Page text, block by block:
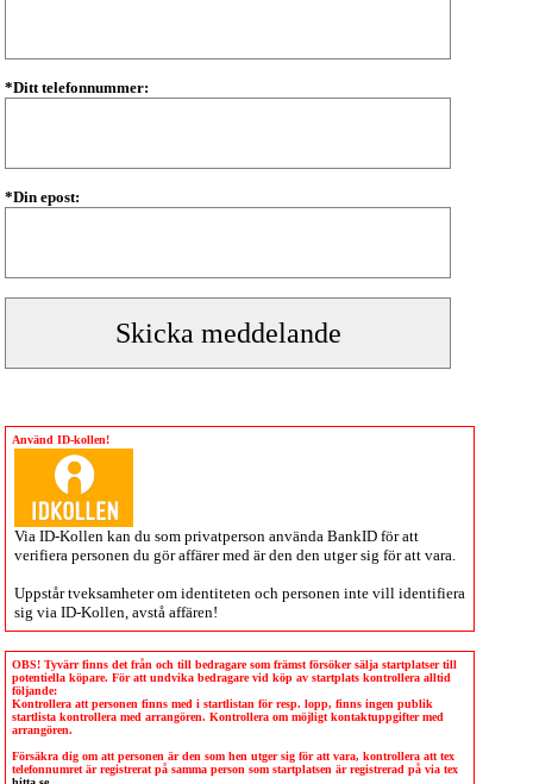
*Ditt telefonnummer:
*Din epost:
Använd ID-kollen!
Via ID-Kollen kan du som privatperson använda BankID för att
verifiera personen du gör affärer med är den den utger sig för att vara.
Uppstår tveksamheter om identiteten och personen inte vill identifiera
sig via ID-Kollen , avstå affären!
OBS! Tyvärr finns det från och till bedragare som främst försöker sälja startplatser till
potentiella köpare. För att undvika bedragare vid köp av startplats kontrollera alltid
följande:
Kontrollera att personen finns med i startlistan för resp. lopp, finns ingen publik
startlista kontrollera med arrangören. Kontrollera om möjligt kontaktuppgifter med
arrangören.
Försäkra dig om att personen är den som hen utger sig för att vara, kontrollera att tex
telefonnumret är registrerat på samma person som startplatsen är registrerad på via tex